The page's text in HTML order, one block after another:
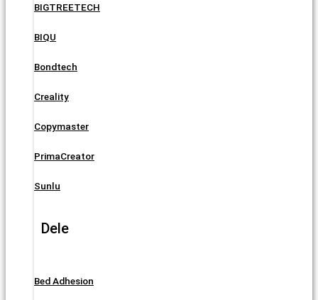
BIGTREETECH
BIQU
Bondtech
Creality
Copymaster
PrimaCreator
Sunlu
Dele
Bed Adhesion